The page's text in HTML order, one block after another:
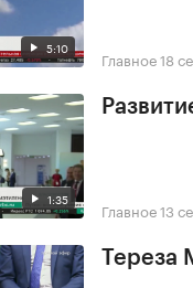
5:10 Главное18
1:35 Главное13